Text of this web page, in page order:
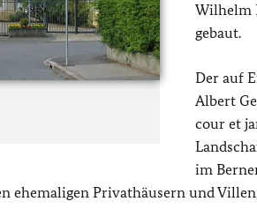
Wilhelm
gebaut.
Der auf
Albert
cour et
im
ehemaligen Privathäusern und